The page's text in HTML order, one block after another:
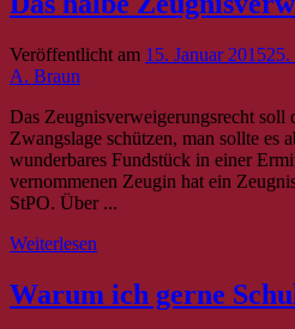
Veröffentlicht am 15. Januar 2015
A. Braun
Das Zeugnisverweigerungsrecht soll
Zwangslage schützen, man sollte es
wunderbares Fundstück in einer
vernommenen Zeugin hat ein
StPO. Über ...
Weiterlesen
Warum ich gerne